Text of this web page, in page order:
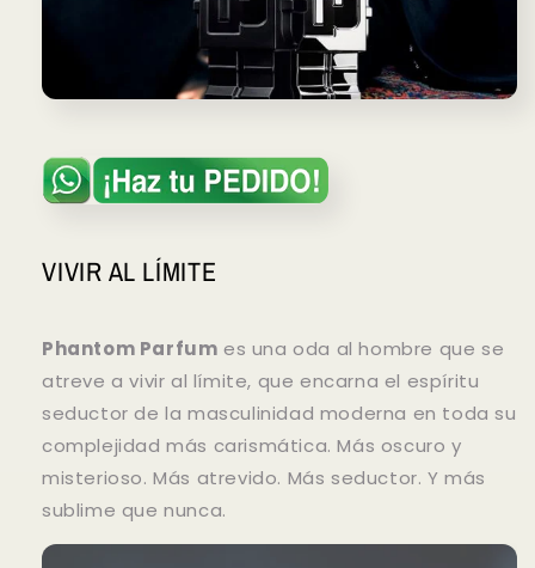
VIVIR AL LÍMITE
Phantom Parfum es una oda al hombre que se
atreve a vivir al límite, que encarna el espíritu
seductor de la masculinidad moderna en toda su
complejidad más carismática. Más oscuro y
misterioso. Más atrevido. Más seductor. Y más
sublime que nunca.